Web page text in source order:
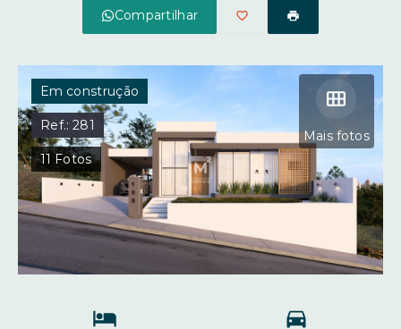
Compartilhar
Mais fotos
Em construção
Ref.:281
11 Fotos